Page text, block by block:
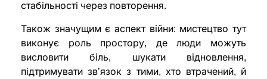
стабільності через повторення.
Також значущим є аспект війни: мистецтво тут
виконує роль простору, де люди можуть
висловити біль, шукати відновлення,
підтримувати зв’язок з тими, хто втрачений, й